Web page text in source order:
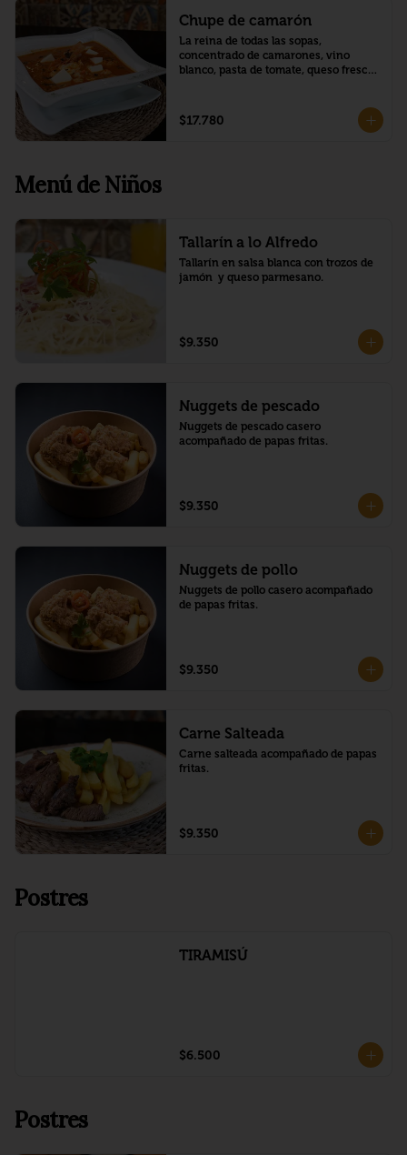
Chupe de camarón
La reina de todas las sopas,
concentrado de camarones, vino
blanco, pasta de tomate, queso fresco,
$17.780
Menú de Niños
Tallarín a lo Alfredo
Tallarín en salsa blanca con trozos de
jamón  y queso parmesano.
$9.350
Nuggets de pescado
Nuggets de pescado casero
acompañado de papas fritas.
$9.350
Nuggets de pollo
Nuggets de pollo casero acompañado
de papas fritas.
$9.350
Carne Salteada
Carne salteada acompañado de papas
fritas.
$9.350
Postres
TIRAMISÚ
$6.500
Postres